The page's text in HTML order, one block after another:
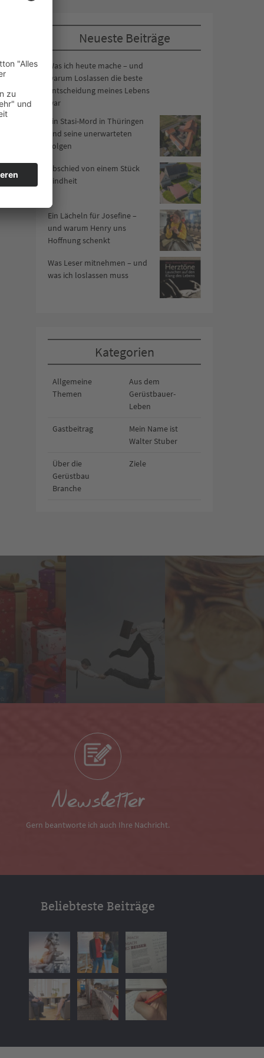
Neueste Beiträge
Was ich heute mache – und
warum Loslassen die beste
Entscheidung meines Lebens
war
Ein Stasi-Mord in Thüringen
und seine unerwarteten
Folgen
Abschied von einem Stück
Kindheit
Ein Lächeln für Josefine –
und warum Henry uns
Hoffnung schenkt
Was Leser mitnehmen – und
was ich loslassen muss
Kategorien
Allgemeine
Themen
Aus dem
Gerüstbauer-
Leben
Gastbeitrag
Mein Name ist
Walter Stuber
Über die
Gerüstbau
Branche
Ziele
Newsletter
Gern beantworte ich auch Ihre Nachricht.
Beliebteste Beiträge